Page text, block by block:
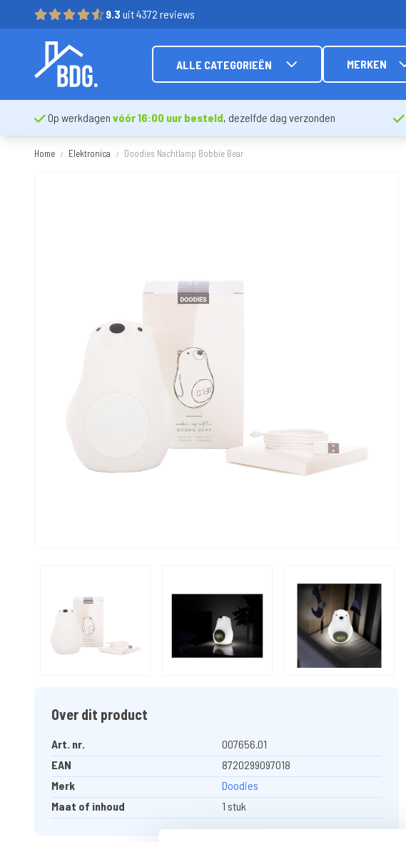
9.3 uit 4372 reviews
ALLE CATEGORIEËN MERKEN
Op werkdagen vóór 16:00 uur besteld, dezelfde dag verzonden
Home Elektronica Doodies Nachtlamp Bobbie Bear
Over dit product
Art. nr.
007656.01
EAN
8720299097018
Merk
Doodies
Maat of inhoud
1 stuk